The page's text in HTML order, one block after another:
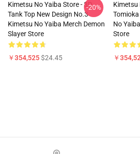
Kimetsu No Yaiba Store - 3D
Tank Top New Design No.3
Kimetsu No Yaiba Merch Demon
Slayer Store
￥354,525$24.45
-20%
Kimetsu
No
Store
￥